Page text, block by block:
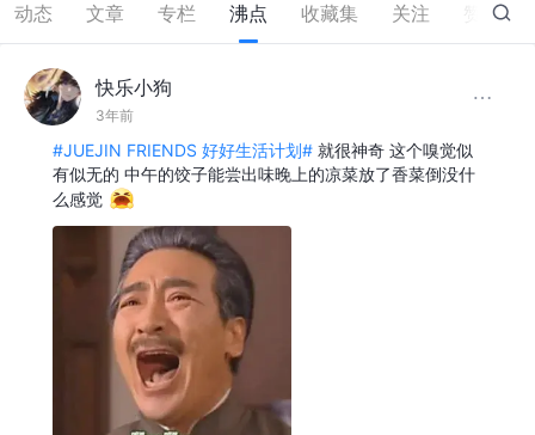
动态 文章 专栏 沸点 收藏集 关注 0
快乐小狗
3年前
#JUEJIN FRIENDS 好好生活计划# 就很神奇 这个嗅觉似
有似无的 中午的饺子能尝出味晚上的凉菜放了香菜倒没什
么感觉